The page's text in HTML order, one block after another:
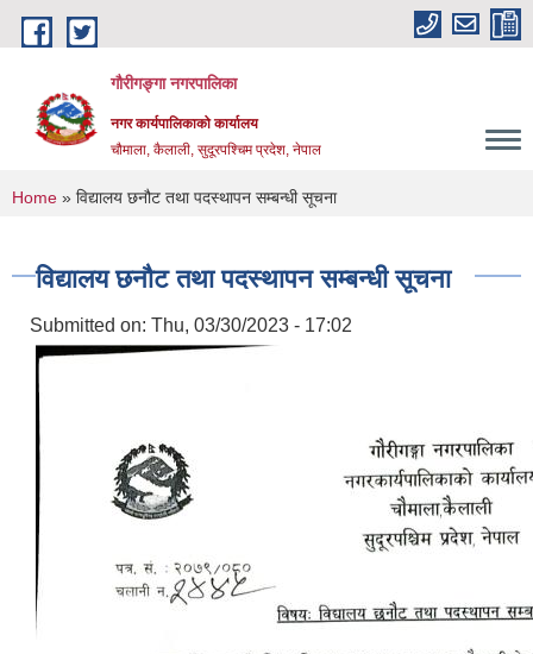
Skip to main content
गौरीगङ्गा नगरपालिका
नगर कार्यपालिकाको कार्यालय
चौमाला, कैलाली, सुदूरपश्चिम प्रदेश, नेपाल
You are here
Home » विद्यालय छनौट तथा पदस्थापन सम्बन्धी सूचना
विद्यालय छनौट तथा पदस्थापन सम्बन्धी सूचना
Submitted on: Thu, 03/30/2023 - 17:02